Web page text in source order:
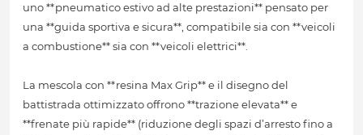
uno **pneumatico estivo ad alte prestazioni** pensato per
una **guida sportiva e sicura**, compatibile sia con **veicoli
a combustione** sia con **veicoli elettrici**.
La mescola con **resina Max Grip** e il disegno del
battistrada ottimizzato offrono **trazione elevata** e
**frenate più rapide** (riduzione degli spazi d’arresto fino a